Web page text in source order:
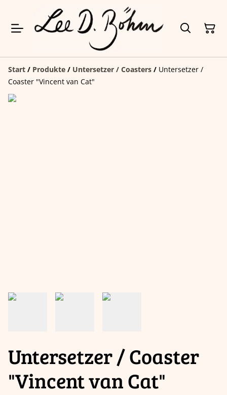
Start / Produkte / Untersetzer / Coasters / Untersetzer /
Coaster "Vincent van Cat"
Untersetzer / Coaster
"Vincent van Cat"